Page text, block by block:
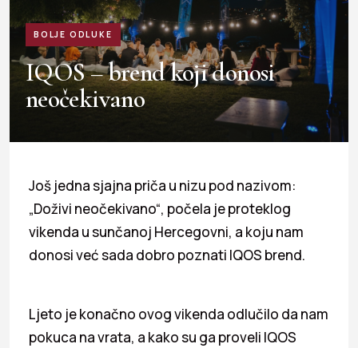
BOLJE ODLUKE
IQOS – brend koji donosi
neočekivano
Još jedna sjajna priča u nizu pod nazivom:
„Doživi neočekivano“, počela je proteklog
vikenda u sunčanoj Hercegovni, a koju nam
donosi već sada dobro poznati IQOS brend.
Ljeto je konačno ovog vikenda odlučilo da nam
pokuca na vrata, a kako su ga proveli IQOS